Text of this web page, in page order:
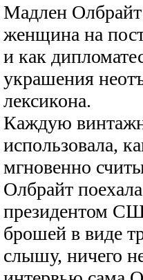
Мадлен Олбрайт
женщина на
и как
украшения
лексикона.
Каждую
использовала,
мгновенно
Олбрайт
президентом
брошей в виде
слышу, ничего